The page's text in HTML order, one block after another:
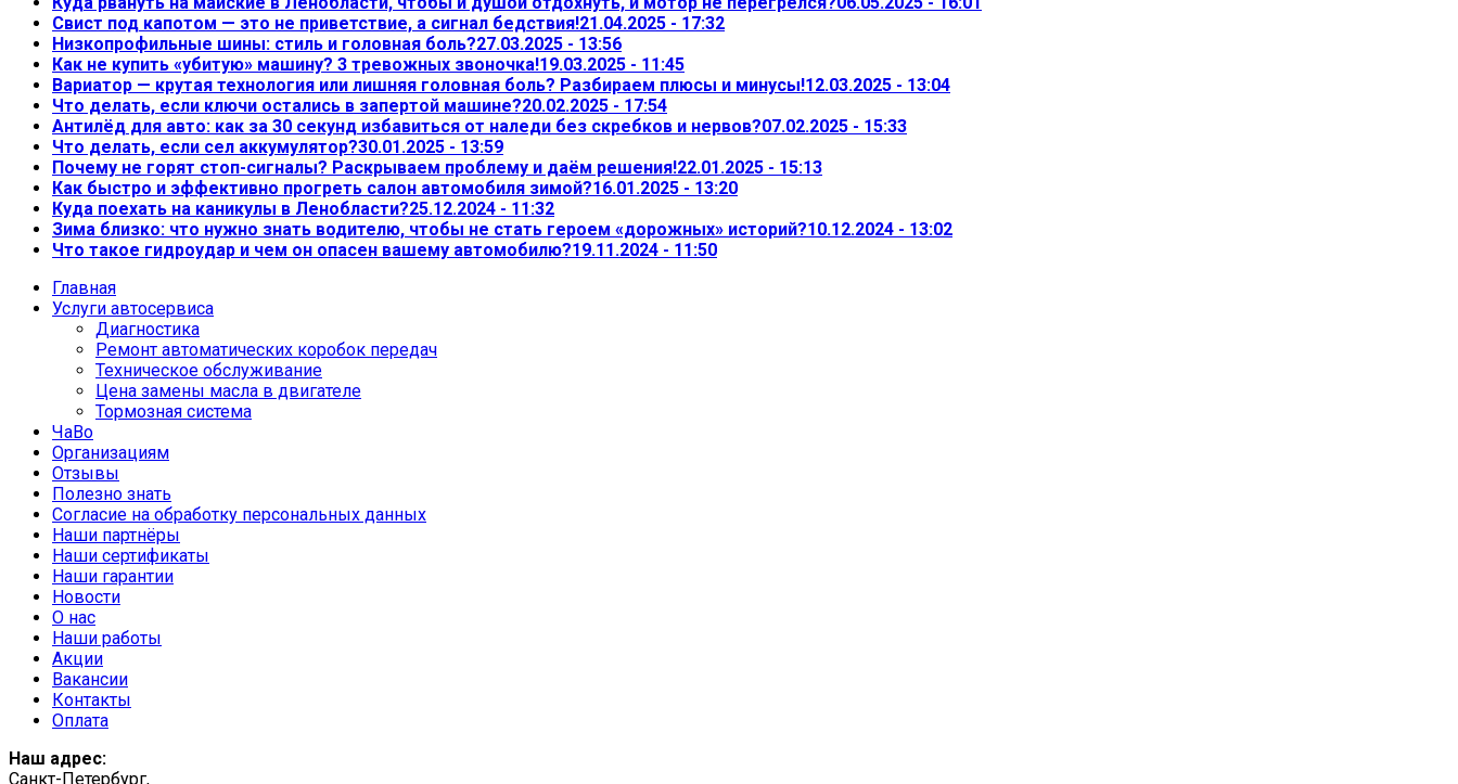
Свист под капотом — это не приветствие, а сигнал бедствия!21.04.2025 - 17:32
Низкопрофильные шины: стиль и головная боль?27.03.2025 - 13:56
Как не купить «убитую» машину? 3 тревожных звоночка!19.03.2025 - 11:45
Вариатор — крутая технология или лишняя головная боль? Разбираем плюсы и минусы!12.03.2025 - 13:04
Что делать, если ключи остались в запертой машине?20.02.2025 - 17:54
Антилёд для авто: как за 30 секунд избавиться от наледи без скребков и нервов?07.02.2025 - 15:33
Что делать, если сел аккумулятор?30.01.2025 - 13:59
Почему не горят стоп-сигналы? Раскрываем проблему и даём решения!22.01.2025 - 15:13
Как быстро и эффективно прогреть салон автомобиля зимой?16.01.2025 - 13:20
Куда поехать на каникулы в Ленобласти?25.12.2024 - 11:32
Зима близко: что нужно знать водителю, чтобы не стать героем «дорожных» историй?10.12.2024 - 13:02
Что такое гидроудар и чем он опасен вашему автомобилю?19.11.2024 - 11:50
Главная
Услуги автосервиса
Диагностика
Ремонт автоматических коробок передач
Техническое обслуживание
Цена замены масла в двигателе
Тормозная система
ЧаВо
Организациям
Отзывы
Полезно знать
Согласие на обработку персональных данных
Наши партнёры
Наши сертификаты
Наши гарантии
Новости
О нас
Наши работы
Акции
Вакансии
Контакты
Оплата
Наш адрес:
Санкт-Петербург,